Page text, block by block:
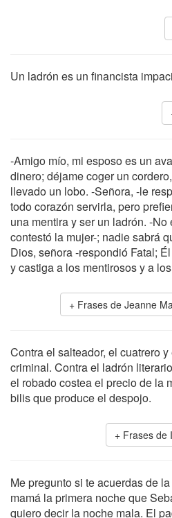
Un ladrón es un financista
-Amigo mío, mi esposo es un
dinero; déjame coger un
llevado un lobo. -Señora, -le
todo corazón servirla, pero
una mentira y ser un ladrón. -
contestó la mujer-; nadie sabrá
Dios, señora -respondió Fatal;
y castiga a los mentirosos y a
Frases de Jeanne
Contra el salteador, el cuatrero
criminal. Contra el ladrón
el robado costea el precio de la
bilis que produce el despojo.
Frases de
Me pregunto si te acuerdas de
mamá la primera noche que
quiero decir la noche mala. El